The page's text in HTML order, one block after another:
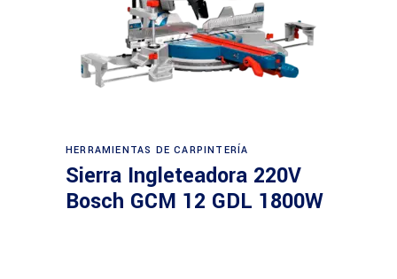
Leer más
HERRAMIENTAS DE CARPINTERÍA
Sierra Ingleteadora 220V
Bosch GCM 12 GDL 1800W